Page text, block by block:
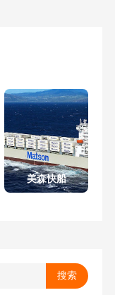
美森快船